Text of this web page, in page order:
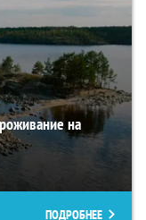
на
ПОДРОБНЕЕ